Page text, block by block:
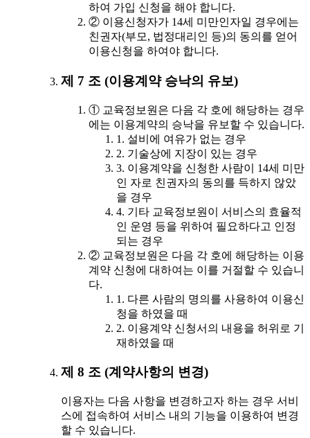
하여 가입 신청을 해야 합니다.
② 이용신청자가 14세 미만인자일 경우에는
친권자(부모, 법정대리인 등)의 동의를 얻어
이용신청을 하여야 합니다.
제 7 조 (이용계약 승낙의 유보)
① 교육정보원은 다음 각 호에 해당하는 경우
에는 이용계약의 승낙을 유보할 수 있습니다.
1. 설비에 여유가 없는 경우
2. 기술상에 지장이 있는 경우
3. 이용계약을 신청한 사람이 14세 미만
인 자로 친권자의 동의를 득하지 않았
을 경우
4. 기타 교육정보원이 서비스의 효율적
인 운영 등을 위하여 필요하다고 인정
되는 경우
② 교육정보원은 다음 각 호에 해당하는 이용
계약 신청에 대하여는 이를 거절할 수 있습니
다.
1. 다른 사람의 명의를 사용하여 이용신
청을 하였을 때
2. 이용계약 신청서의 내용을 허위로 기
재하였을 때
제 8 조 (계약사항의 변경)
이용자는 다음 사항을 변경하고자 하는 경우 서비
스에 접속하여 서비스 내의 기능을 이용하여 변경
할 수 있습니다.